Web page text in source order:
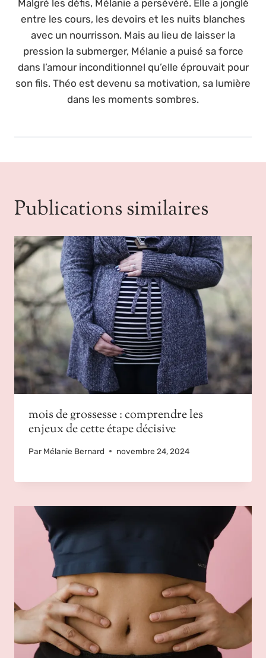
Malgré les défis, Mélanie a persévéré. Elle a jonglé
entre les cours, les devoirs et les nuits blanches
avec un nourrisson. Mais au lieu de laisser la
pression la submerger, Mélanie a puisé sa force
dans l’amour inconditionnel qu’elle éprouvait pour
son fils. Théo est devenu sa motivation, sa lumière
dans les moments sombres.
Publications similaires
mois de grossesse : comprendre les
enjeux de cette étape décisive
Par Mélanie Bernard novembre 24, 2024